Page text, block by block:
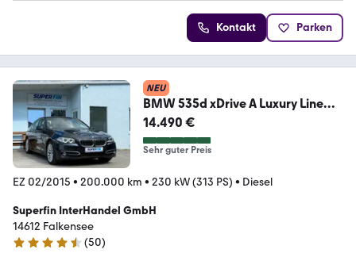
Kontakt Parken
NEU
BMW 535d xDrive A Luxury Line
NAVI KAMERA LM LEDER
14.490 €
Sehr guter Preis
EZ 02/2015 • 200.000 km • 230 kW (313 PS) • Diesel
Superfin InterHandel GmbH
14612 Falkensee
4.5 Sterne
(50)